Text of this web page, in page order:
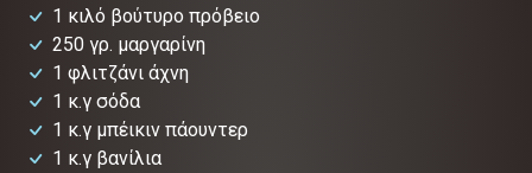
1 κιλό βούτυρο πρόβειο
250 γρ. μαργαρίνη
1 φλιτζάνι άχνη
1 κ.γ σόδα
1 κ.γ μπέικιν πάουντερ
1 κ.γ βανίλια